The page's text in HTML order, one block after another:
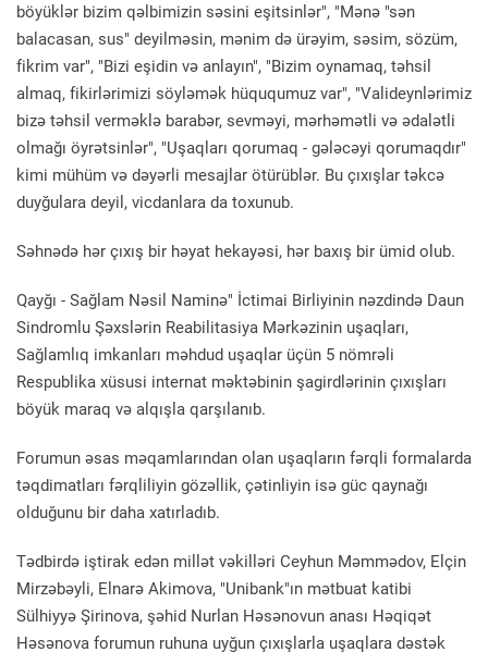
böyüklər bizim qəlbimizin səsini eşitsinlər", "Mənə "sən
balacasan, sus" deyilməsin, mənim də ürəyim, səsim, sözüm,
fikrim var", "Bizi eşidin və anlayın", "Bizim oynamaq, təhsil
almaq, fikirlərimizi söyləmək hüququmuz var", "Valideynlərimiz
bizə təhsil verməklə barabər, sevməyi, mərhəmətli və ədalətli
olmağı öyrətsinlər", "Uşaqları qorumaq - gələcəyi qorumaqdır"
kimi mühüm və dəyərli mesajlar ötürüblər. Bu çıxışlar təkcə
duyğulara deyil, vicdanlara da toxunub.
Səhnədə hər çıxış bir həyat hekayəsi, hər baxış bir ümid olub.
Qayğı - Sağlam Nəsil Naminə" İctimai Birliyinin nəzdində Daun
Sindromlu Şəxslərin Reabilitasiya Mərkəzinin uşaqları,
Sağlamlıq imkanları məhdud uşaqlar üçün 5 nömrəli
Respublika xüsusi internat məktəbinin şagirdlərinin çıxışları
böyük maraq və alqışla qarşılanıb.
Forumun əsas məqamlarından olan uşaqların fərqli formalarda
təqdimatları fərqliliyin gözəllik, çətinliyin isə güc qaynağı
olduğunu bir daha xatırladıb.
Tədbirdə iştirak edən millət vəkilləri Ceyhun Məmmədov, Elçin
Mirzəbəyli, Elnarə Akimova, "Unibank"ın mətbuat katibi
Sülhiyyə Şirinova, şəhid Nurlan Həsənovun anası Həqiqət
Həsənova forumun ruhuna uyğun çıxışlarla uşaqlara dəstək